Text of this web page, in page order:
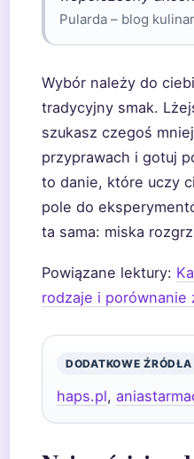
Pularda – blog
Wybór należy do
tradycyjny smak.
szukasz czegoś
przyprawach i gotuj
to danie, które uczy
pole do
ta sama: miska
Powiązane lektury:
rodzaje i porównanie
DODATKOWE ŹRÓDŁA
haps.pl,